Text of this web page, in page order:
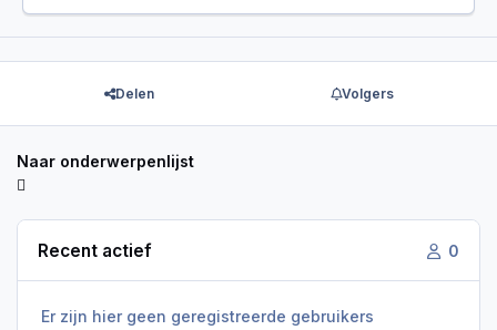
Delen Volgers
Naar onderwerpenlijst
Recent actief 0
Er zijn hier geen geregistreerde gebruikers